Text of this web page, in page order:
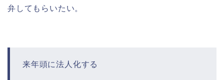
弁してもらいたい。
来年頭に法人化する